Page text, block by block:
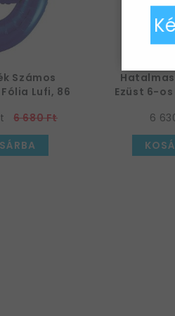
Számos
Lufi, 86
6 680 Ft
Ezüst 6-
6